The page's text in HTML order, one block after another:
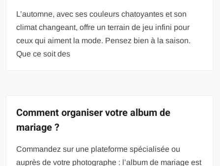
L’automne, avec ses couleurs chatoyantes et son
climat changeant, offre un terrain de jeu infini pour
ceux qui aiment la mode. Pensez bien à la saison.
Que ce soit des
Comment organiser votre album de
mariage ?
Commandez sur une plateforme spécialisée ou
auprès de votre photographe : l’album de mariage est